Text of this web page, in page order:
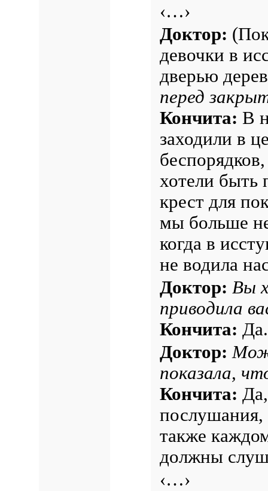
‹…›
Доктор:
девочки в
дверью
перед
Кончита: В
заходили в
хотели быть
крест для
мы больше
когда в
не водила
Доктор: Вы
приводила
Кончита: Да.
Доктор:
показала,
Кончита:
послушания,
также
должны
‹…›